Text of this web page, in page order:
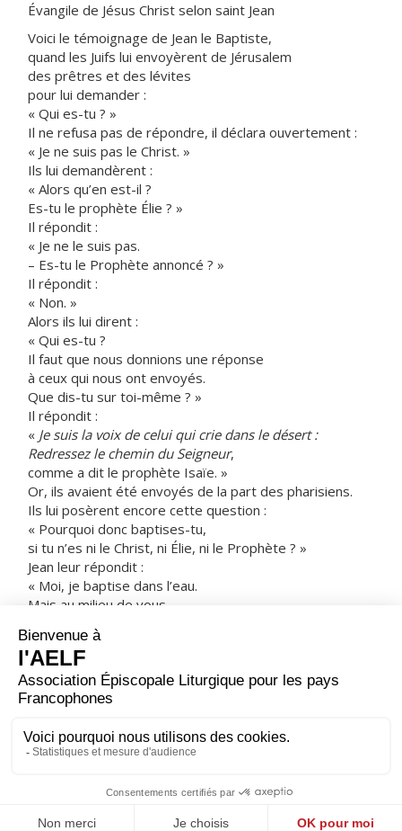
Évangile de Jésus Christ selon saint Jean
Voici le témoignage de Jean le Baptiste,
quand les Juifs lui envoyèrent de Jérusalem
des prêtres et des lévites
pour lui demander :
« Qui es-tu ? »
Il ne refusa pas de répondre, il déclara ouvertement :
« Je ne suis pas le Christ. »
Ils lui demandèrent :
« Alors qu’en est-il ?
Es-tu le prophète Élie ? »
Il répondit :
« Je ne le suis pas.
– Es-tu le Prophète annoncé ? »
Il répondit :
« Non. »
Alors ils lui dirent :
« Qui es-tu ?
Il faut que nous donnions une réponse
à ceux qui nous ont envoyés.
Que dis-tu sur toi-même ? »
Il répondit :
« Je suis la voix de celui qui crie dans le désert :
Redressez le chemin du Seigneur,
comme a dit le prophète Isaïe. »
Or, ils avaient été envoyés de la part des pharisiens.
Ils lui posèrent encore cette question :
« Pourquoi donc baptises-tu,
si tu n’es ni le Christ, ni Élie, ni le Prophète ? »
Jean leur répondit :
« Moi, je baptise dans l’eau.
Mais au milieu de vous
c’est lui qui vient derrière moi,
et je ne suis pas digne
de délier la courroie de sa sandale. »
Cela s’est passé à Béthanie, de l’autre côté du Jourdain,
à l’endroit où Jean baptisait.
– Acclamons la Parole de Dieu.